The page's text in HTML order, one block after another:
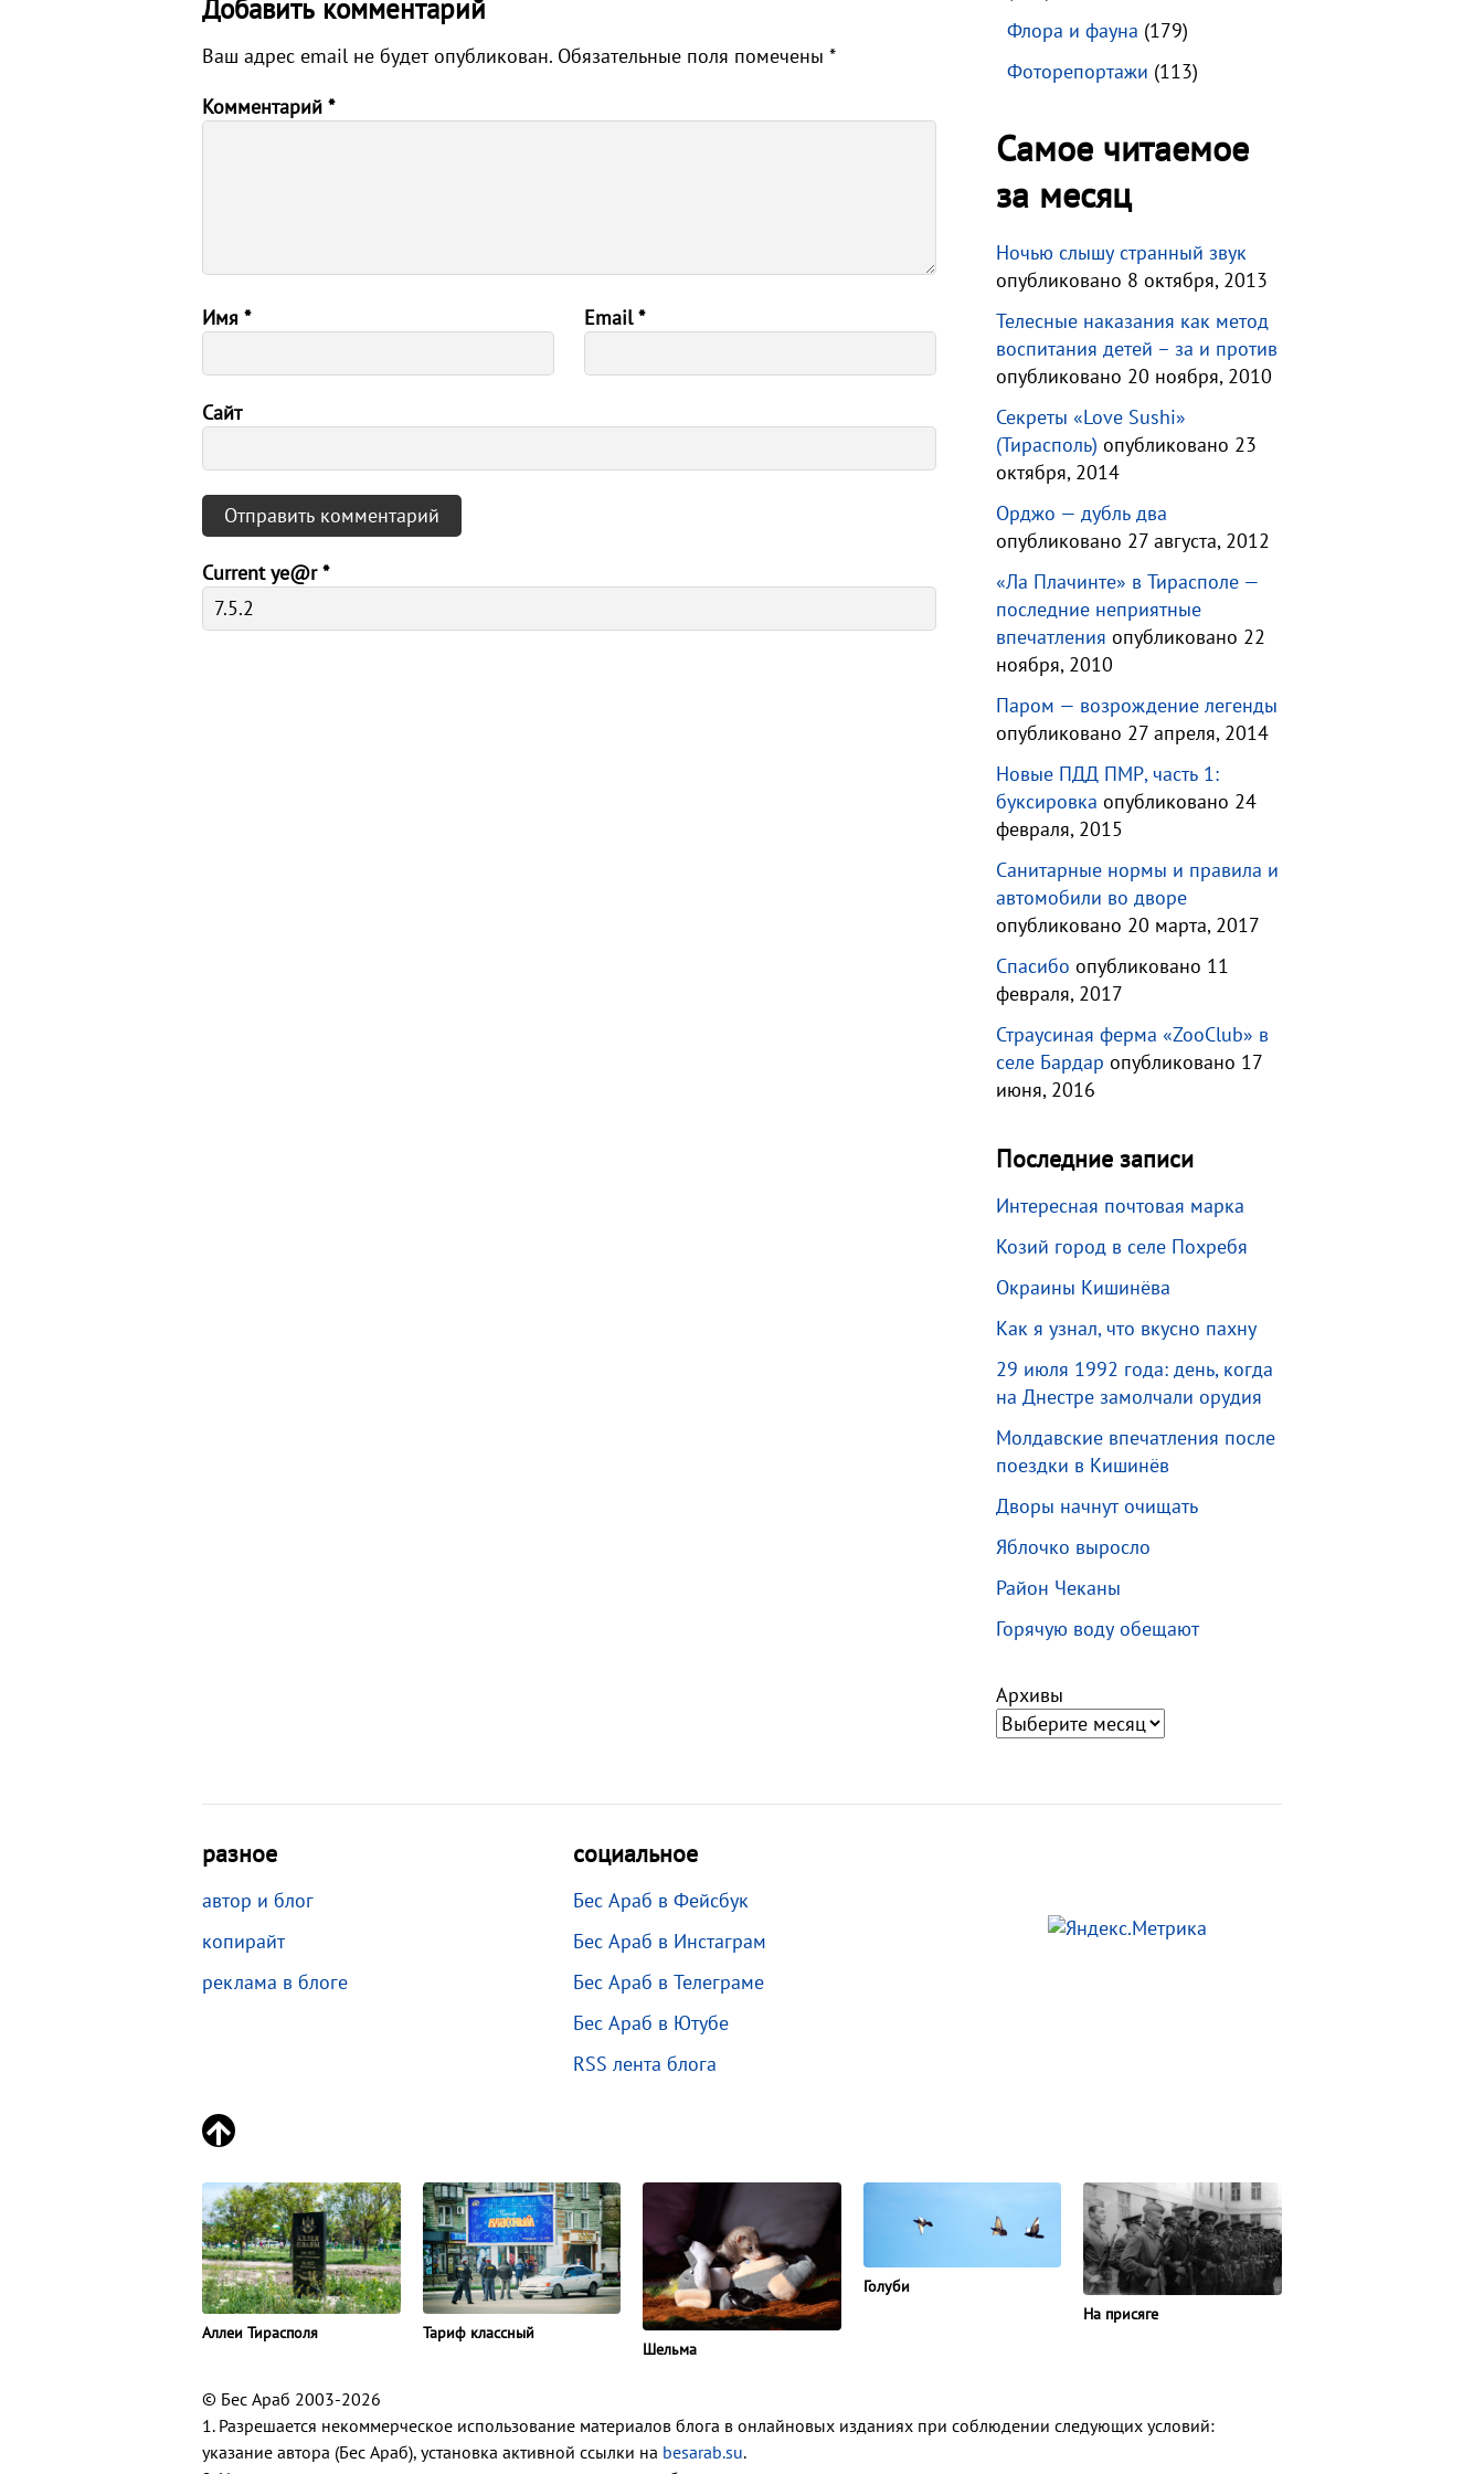
Добавить комментарий
Ваш адрес email не будет опубликован. Обязательные поля помечены *
Комментарий *
Имя * Email*
Сайт
Current ye@r*
Флора и фауна (179)
Фоторепортажи (113)
Самое читаемое
за месяц
Ночью слышу странный звук
опубликовано 8 октября, 2013
Телесные наказания как метод
воспитания детей – за и против
опубликовано 20 ноября, 2010
Секреты «Love Sushi»
(Тирасполь) опубликовано 23
октября, 2014
Орджо — дубль два
опубликовано 27 августа, 2012
«Ла Плачинте» в Тирасполе —
последние неприятные
впечатления опубликовано 22
ноября, 2010
Паром — возрождение легенды
опубликовано 27 апреля, 2014
Новые ПДД ПМР, часть 1:
буксировка опубликовано 24
февраля, 2015
Санитарные нормы и правила и
автомобили во дворе
опубликовано 20 марта, 2017
Спасибо опубликовано 11
февраля, 2017
Страусиная ферма «ZooClub» в
селе Бардар опубликовано 17
июня, 2016
Последние записи
Интересная почтовая марка
Козий город в селе Похребя
Окраины Кишинёва
Как я узнал, что вкусно пахну
29 июля 1992 года: день, когда
на Днестре замолчали орудия
Молдавские впечатления после
поездки в Кишинёв
Дворы начнут очищать
Яблочко выросло
Район Чеканы
Горячую воду обещают
Архивы
разное
автор и блог
копирайт
реклама в блоге
социальное
Бес Араб в Фейсбук
Бес Араб в Инстаграм
Бес Араб в Телеграме
Бес Араб в Ютубе
RSS лента блога
Аллеи Тирасполя
Тариф классный
Шельма
Голуби
На присяге
© Бес Араб 2003-2026
1. Разрешается некоммерческое использование материалов блога в онлайновых изданиях при соблюдении следующих условий:
указание автора (Бес Араб), установка активной ссылки на besarab.su.